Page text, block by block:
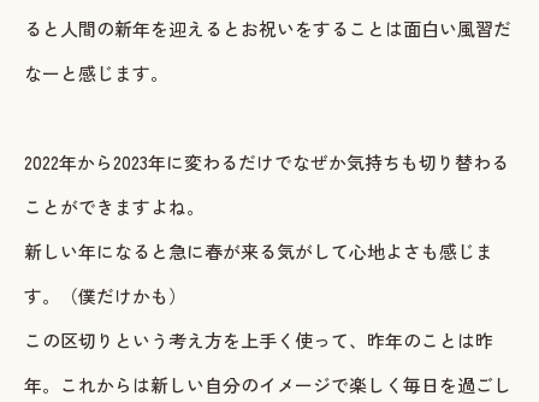
ご予約・お問い合わせ
Instagram
ると人間の新年を迎えるとお祝いをすることは面白い風習だ
なーと感じます。
2022年から2023年に変わるだけでなぜか気持ちも切り替わる
ことができますよね。
新しい年になると急に春が来る気がして心地よさも感じま
す。（僕だけかも）
この区切りという考え方を上手く使って、昨年のことは昨
年。これからは新しい自分のイメージで楽しく毎日を過ごし